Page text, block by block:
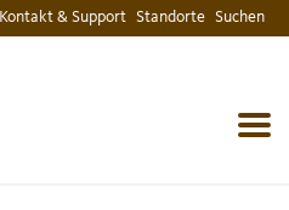
Kontakt & Support Standorte Suchen